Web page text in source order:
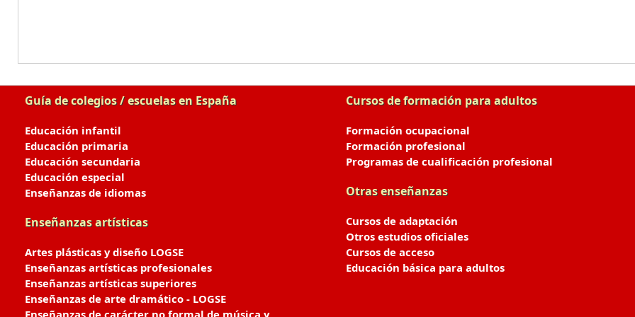
Guía de colegios / escuelas en España
Educación infantil
Educación primaria
Educación secundaria
Educación especial
Enseñanzas de idiomas
Enseñanzas artísticas
Artes plásticas y diseño LOGSE
Enseñanzas artísticas profesionales
Enseñanzas artísticas superiores
Enseñanzas de arte dramático - LOGSE
Enseñanzas de carácter no formal de música y
Cursos de formación para adultos
Formación ocupacional
Formación profesional
Programas de cualificación profesional
Otras enseñanzas
Cursos de adaptación
Otros estudios oficiales
Cursos de acceso
Educación básica para adultos